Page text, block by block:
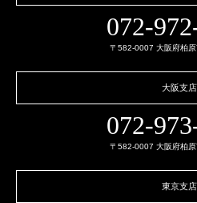
072-
〒582-0007 大阪府柏
大阪支店
072-
〒582-0007 大阪府柏
東京支店